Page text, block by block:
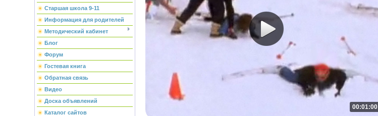
Старшая школа 9-11
Информация для родителей
Методический кабинет
Блог
Форум
Гостевая книга
Обратная связь
Видео
Доска объявлений
Каталог сайтов
00:01:00